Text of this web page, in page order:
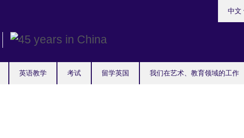
英语教学 考试 留学英国 我们在艺术、教育领域的工作
your
中文